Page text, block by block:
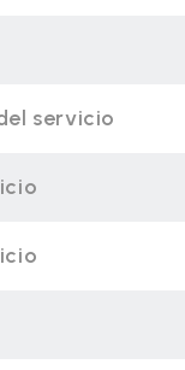
servicio